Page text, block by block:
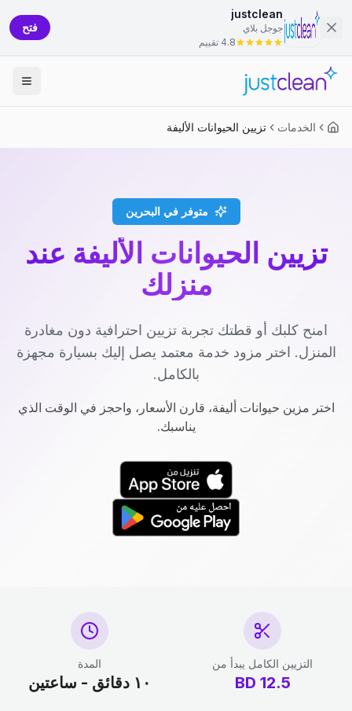
justclean
جوجل بلاي
4.8 تقييم
فتح
الخدمات تزيين الحيوانات الأليفة
متوفر في البحرين
تزيين الحيوانات الأليفة عند
منزلك
امنح كلبك أو قطتك تجربة تزيين احترافية دون مغادرة
المنزل. اختر مزود خدمة معتمد يصل إليك بسيارة مجهزة
بالكامل.
اختر مزين حيوانات أليفة، قارن الأسعار، واحجز في الوقت الذي
يناسبك.
التزيين الكامل يبدأ من
12.5
BD
المدة
١٠ دقائق - ساعتين